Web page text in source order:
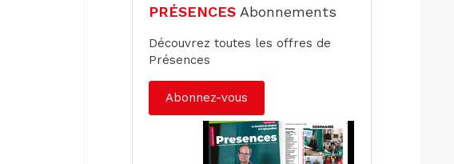
PRÉSENCES Abonnements
Découvrez toutes les offres de
Présences
Abonnez-vous